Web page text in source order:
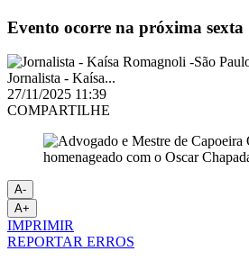
Evento ocorre na próxima sexta
Jornalista - Kaísa...
27/11/2025 11:39
COMPARTILHE
A-
A+
IMPRIMIR
REPORTAR ERROS